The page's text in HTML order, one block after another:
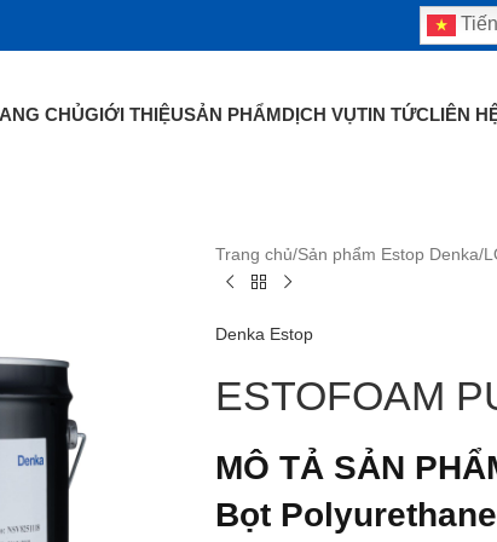
CHỦGIỚI THIỆUSẢN PHẨMDỊCH VỤTIN TỨCLIÊN
Trang chủ/Sản phẩm Estop Denka/
Denka Estop
ESTOFOAM
MÔ TẢ SẢN
Bọt